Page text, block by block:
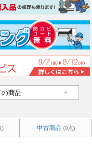
) 中古商品 (0点)